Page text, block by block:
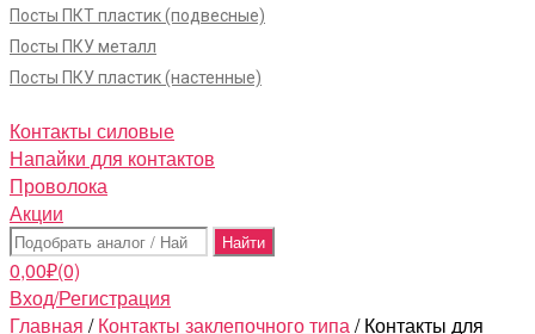
Посты ПКТ пластик (подвесные)
Посты ПКУ металл
Посты ПКУ пластик (настенные)
Контакты силовые
Напайки для контактов
Проволока
Акции
Поиск:
0,00₽(0)
Вход/Регистрация
Главная /Контакты заклепочного типа/ Контакты для